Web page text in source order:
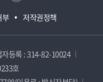
부 저작권정책
등록 : 314-82-10024
호